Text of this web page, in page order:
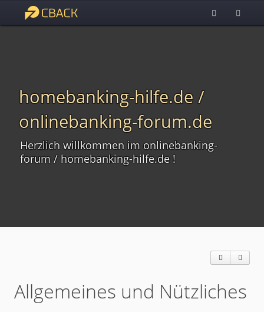
homebanking-hilfe.de /
onlinebanking-forum.de
Herzlich willkommen im onlinebanking-
forum / homebanking-hilfe.de !
Allgemeines und Nützliches